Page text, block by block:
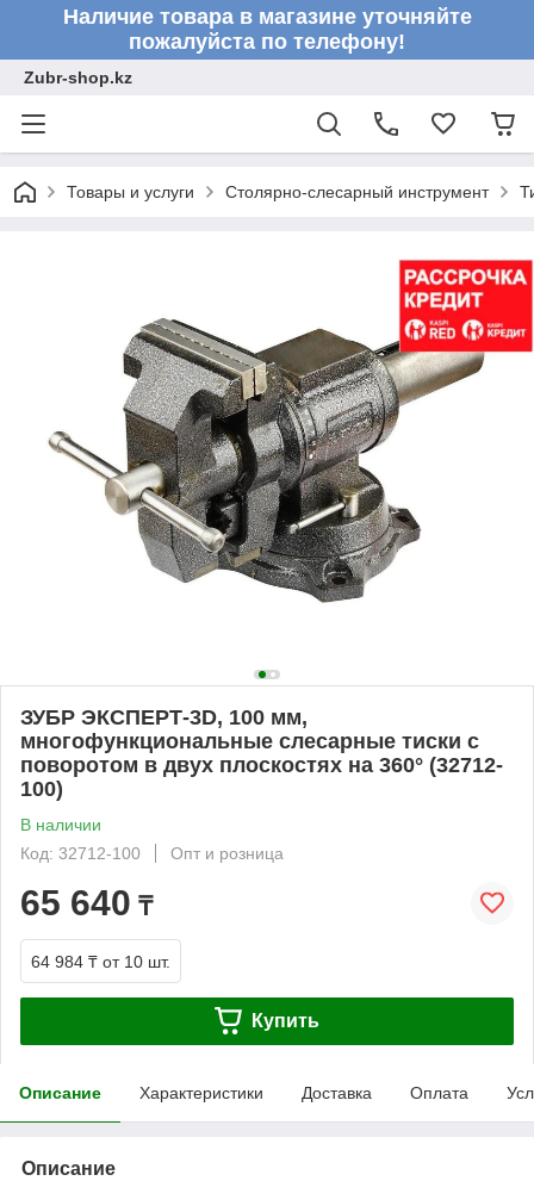
Наличие товара в магазине уточняйте
пожалуйста по телефону!
Zubr-shop.kz
Товары и услуги Столярно-слесарный инструмент
ЗУБР ЭКСПЕРТ-3D, 100 мм,
многофункциональные слесарные тиски с
поворотом в двух плоскостях на 360° (32712-
100)
В наличии
Код: 32712-100
Опт и розница
65 640 ₸
64 984 ₸ от 10 шт.
Купить
Описание Характеристики Доставка Оплата
Описание